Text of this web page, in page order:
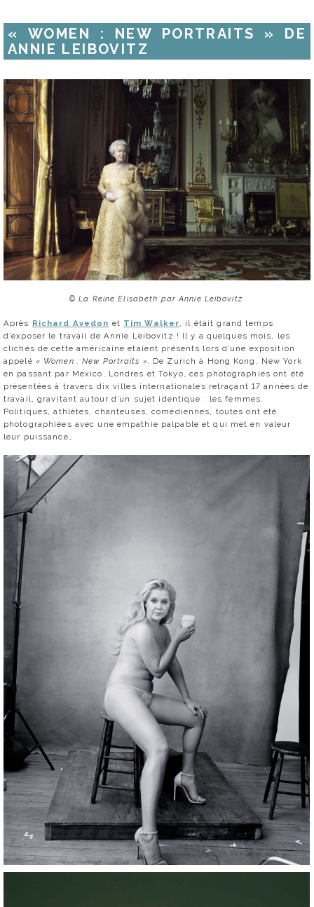
« WOMEN : NEW PORTRAITS » DE
ANNIE LEIBOVITZ
© La Reine Elisabeth par Annie Leibovitz
Après Richard Avedon et Tim Walker , il était grand temps
d’exposer le travail de Annie Leibovitz ! Il y a quelques mois, les
clichés de cette américaine étaient présents lors d’une exposition
appelé « Women : New Portraits ». De Zurich à Hong Kong, New York
en passant par Mexico, Londres et Tokyo, ces photographies ont été
présentées à travers dix villes internationales retraçant 17 années de
travail, gravitant autour d’un sujet identique : les femmes.
Politiques, athlètes, chanteuses, comédiennes, toutes ont été
photographiées avec une empathie palpable et qui met en valeur
leur puissance…